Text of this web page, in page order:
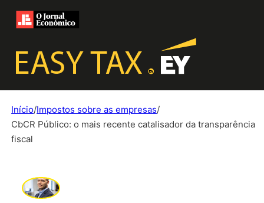
Início/Impostos sobre as empresas/
CbCR Público: o mais recente catalisador da transparência
fiscal